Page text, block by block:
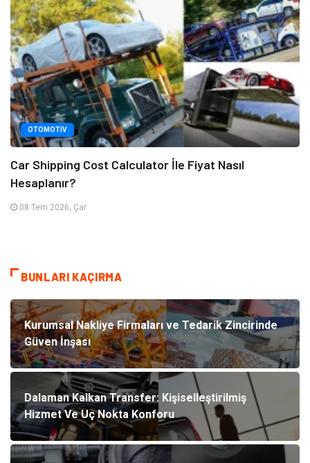
OTOMOTIV
Car Shipping Cost Calculator İle Fiyat Nasıl
Hesaplanır?
08 Tem 2026, Çar
BUNLARI KAÇIRMA
Kurumsal Nakliye Firmaları ve Tedarik Zincirinde
Güven İnşası
Dalaman Kalkan Transfer: Kişiselleştirilmiş
Hizmet Ve Uç Nokta Konforu